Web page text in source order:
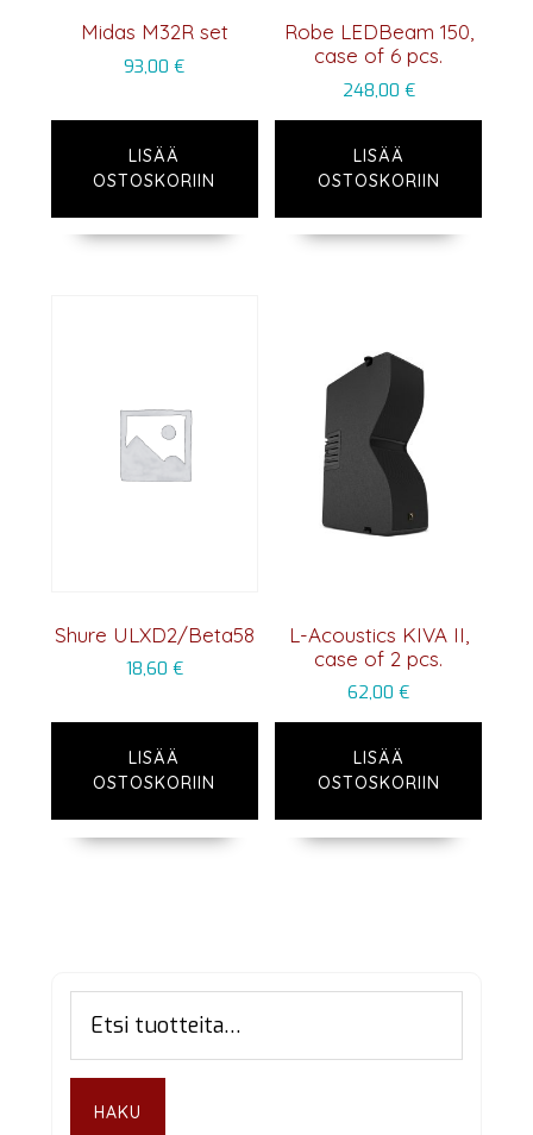
Midas M32R set
93,00€
LISÄÄ
OSTOSKORIIN
Robe LEDBeam 150,
case of 6 pcs.
248,00 €
LISÄÄ
OSTOSKORIIN
Shure ULXD2/Beta58
18,60 €
LISÄÄ
OSTOSKORIIN
L-Acoustics KIVA II,
case of 2 pcs.
62,00€
LISÄÄ
OSTOSKORIIN
Ensisijainen
sivupalkki
HAKU